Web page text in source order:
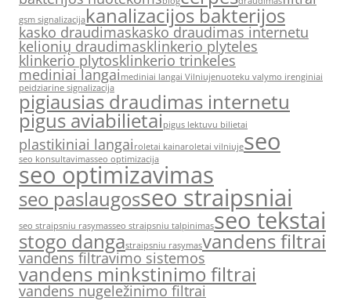
gsm signalizacijakanalizacijos bakterijos
kasko draudimaskasko draudimas internetu
kelionių draudimasklinkerio plyteles
klinkerio plytosklinkerio trinkeles
mediniai langai mediniai langai Vilniujenuoteku valymo irenginiai
peidziarine signalizacija
pigiausias draudimas internetu
pigus aviabilietaipigus lektuvu bilietai
plastikiniai langai roletai kainaroletai vilniujeseo
seo konsultavimasseo optimizacija
seo optimizavimas
seo paslaugosseo straipsniai
seo straipsniu rasymasseo straipsniu talpinimasseo tekstai
stogo dangastraipsniu rasymasvandens filtrai
vandens filtravimo sistemos
vandens minkstinimo filtrai
vandens nugeležinimo filtrai